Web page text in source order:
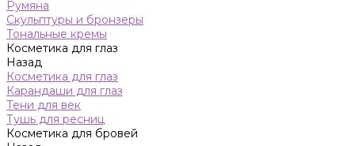
Румяна
Скульптуры и бронзеры
Тональные кремы
Косметика для глаз
Назад
Косметика для глаз
Карандаши для глаз
Тени для век
Тушь для ресниц
Косметика для бровей